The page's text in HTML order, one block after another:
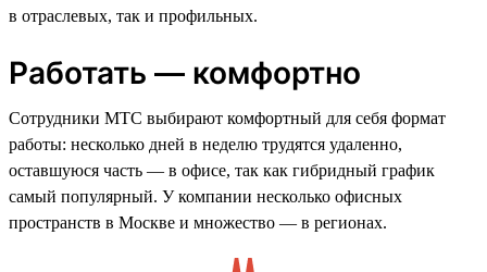
в отраслевых, так и профильных.
Работать — комфортно
Сотрудники МТС выбирают комфортный для себя формат
работы: несколько дней в неделю трудятся удаленно,
оставшуюся часть — в офисе, так как гибридный график
самый популярный. У компании несколько офисных
пространств в Москве и множество — в регионах.